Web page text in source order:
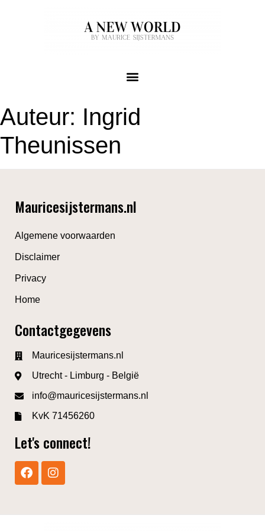
Auteur: Ingrid
Theunissen
Mauricesijstermans.nl
Algemene voorwaarden
Disclaimer
Privacy
Home
Contactgegevens
Mauricesijstermans.nl
Utrecht - Limburg - België
info@mauricesijstermans.nl
KvK 71456260
Let's connect!